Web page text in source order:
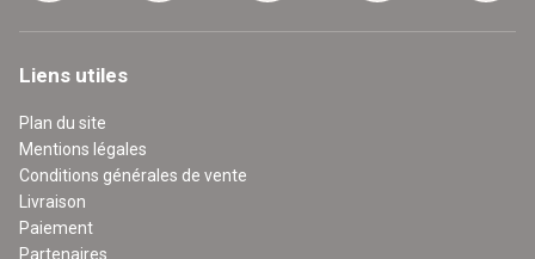
Liens utiles
Plan du site
Mentions légales
Conditions générales de vente
Livraison
Paiement
Partenaires